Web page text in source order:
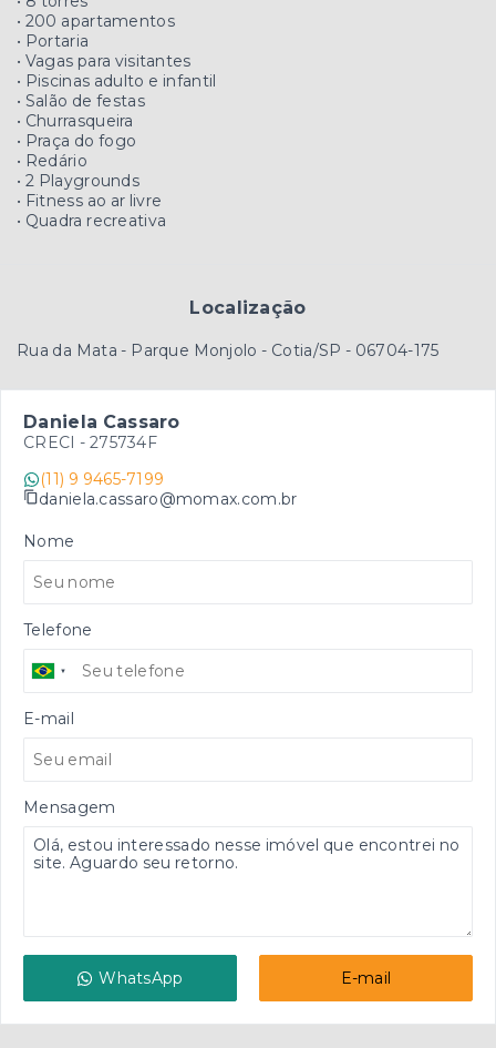
• 200 apartamentos
• Portaria
• Vagas para visitantes
• Piscinas adulto e infantil
• Salão de festas
• Churrasqueira
• Praça do fogo
• Redário
• 2 Playgrounds
• Fitness ao ar livre
• Quadra recreativa
Localização
Rua da Mata - Parque Monjolo - Cotia/SP - 06704-175
Daniela Cassaro
CRECI - 275734F
(11) 9 9465-7199
daniela.cassaro@momax.com.br
Nome
Telefone
E-mail
Mensagem
WhatsApp E-mail